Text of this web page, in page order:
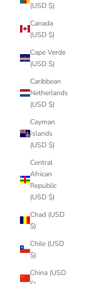
(USD $)
Canada
(USD $)
Cape Verde
(USD $)
Caribbean
Netherlands
(USD $)
Cayman
Islands
(USD $)
Central
African
Republic
(USD $)
Chad (USD
$)
Chile (USD
$)
China (USD